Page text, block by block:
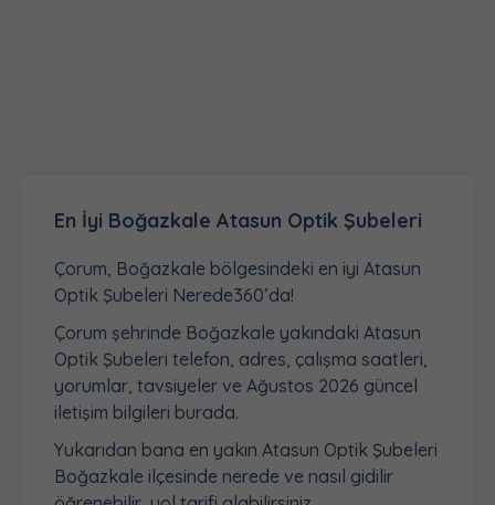
En İyi Boğazkale Atasun Optik Şubeleri
Çorum, Boğazkale bölgesindeki en iyi Atasun
Optik Şubeleri Nerede360’da!
Çorum şehrinde Boğazkale yakındaki Atasun
Optik Şubeleri telefon, adres, çalışma saatleri,
yorumlar, tavsiyeler ve Ağustos 2026 güncel
iletişim bilgileri burada.
Yukarıdan bana en yakın Atasun Optik Şubeleri
Boğazkale ilçesinde nerede ve nasıl gidilir